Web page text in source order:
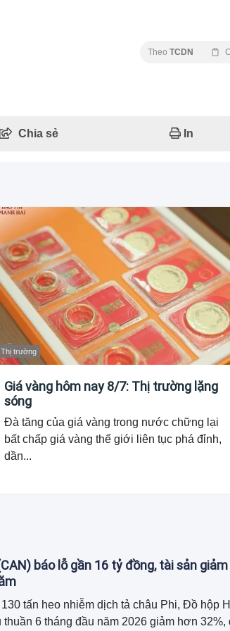
Theo TCDN
Chia sẻ In
Thị trường
Giá vàng hôm nay 8/7: Thị trường lặng
sóng
Đà tăng của giá vàng trong nước chững lại
bất chấp giá vàng thế giới liên tục phá đỉnh,
dần...
báo lỗ gần 16 tỷ đồng, tài sản
tấn heo nhiễm dịch tả châu Phi, Đồ hộp
6 tháng đầu năm 2026 giảm hơn 32%,